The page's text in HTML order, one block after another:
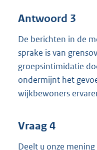
Antwoord 3
De berichten in de
sprake is van
groepsintimidatie
ondermijnt het
wijkbewoners
Vraag 4
Deelt u onze